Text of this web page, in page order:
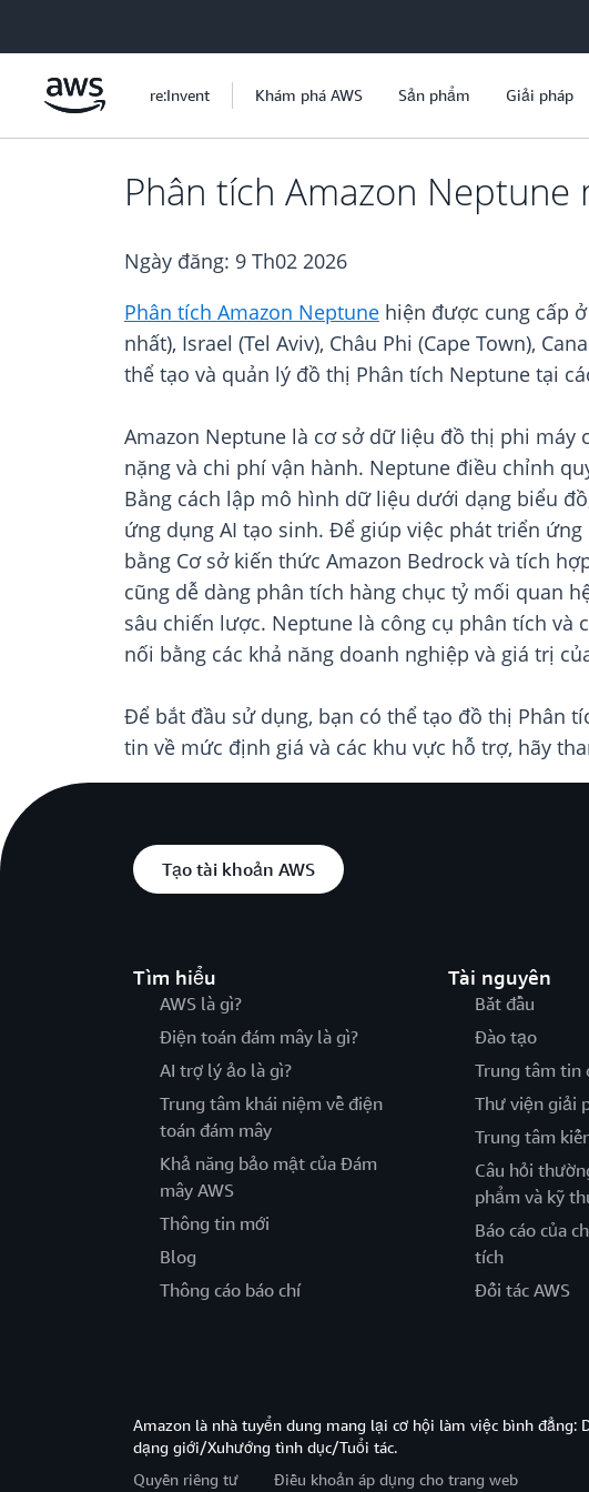
re:Invent Khám phá AWS Sản phẩm Giải pháp
Phân tích Amazon
Ngày đăng: 9 Th02 2026
Phân tích Amazon Neptune hiện được cung cấp
nhất), Israel (Tel Aviv), Châu Phi (Cape Town),
thể tạo và quản lý đồ thị Phân tích Neptune tại
Amazon Neptune là cơ sở dữ liệu đồ thị phi máy
nặng và chi phí vận hành. Neptune điều chỉnh
Bằng cách lập mô hình dữ liệu dưới dạng biểu
ứng dụng AI tạo sinh. Để giúp việc phát triển
bằng Cơ sở kiến thức Amazon Bedrock và tích
cũng dễ dàng phân tích hàng chục tỷ mối quan
sâu chiến lược. Neptune là công cụ phân tích
nối bằng các khả năng doanh nghiệp và giá trị
Để bắt đầu sử dụng, bạn có thể tạo đồ thị Phân
tin về mức định giá và các khu vực hỗ trợ, hãy
Tạo tài khoản AWS
Tìm hiểu
AWS là gì?
Điện toán đám mây là gì?
AI trợ lý ảo là gì?
Trung tâm khái niệm về điện
toán đám mây
Khả năng bảo mật của Đám
mây AWS
Thông tin mới
Blog
Thông cáo báo chí
Tài nguyên
Bắt đầu
Đào tạo
Trung tâm tin
Thư viện giải
Trung tâm
Câu hỏi
phẩm và kỹ
Báo cáo của
tích
Đối tác AWS
Amazon là nhà tuyển dung mang lại cơ hội làm việc bình
dạng giới/Xuhướng tình dục/Tuổi tác.
Quyền riêng tư
Điều khoản áp dụng cho trang web